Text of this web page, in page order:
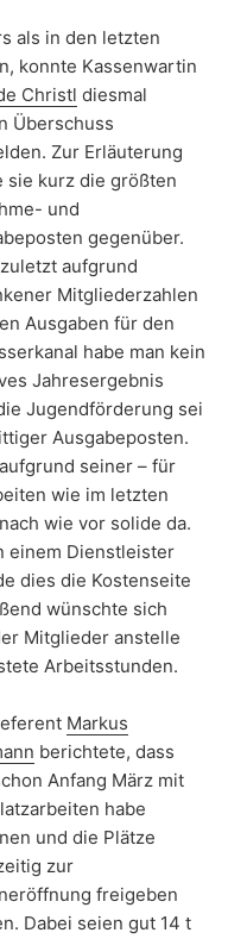
als in den letzten
konnte Kassenwartin
Christl diesmal
Überschuss
Zur Erläuterung
sie kurz die größten
und
gegenüber.
aufgrund
Mitgliederzahlen
Ausgaben für den
habe man kein
Jahresergebnis
Jugendförderung sei
Ausgabeposten.
seiner – für
wie im letzten
wie vor solide da.
einem Dienstleister
dies die Kostenseite
wünschte sich
Mitglieder anstelle
Arbeitsstunden.
Markus
berichtete, dass
Anfang März mit
habe
und die Plätze
zur
freigeben
Dabei seien gut 14 t